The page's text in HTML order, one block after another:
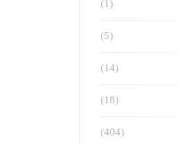
(1)
(5)
(14)
(18)
(404)